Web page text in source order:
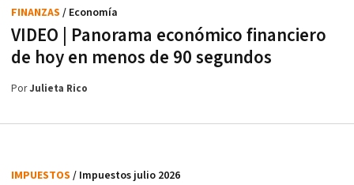
VIDEO | Panorama económico financiero
de hoy en menos de 90 segundos
FINANZAS / Economía
PorJulieta Rico
IMPUESTOS / Impuestos julio 2026